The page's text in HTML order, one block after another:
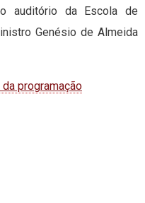
auditório da Escola de
Genésio de Almeida
programação